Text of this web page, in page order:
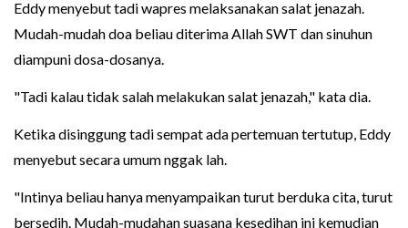
Eddy menyebut tadi wapres melaksanakan salat jenazah.
Mudah-mudah doa beliau diterima Allah SWT dan sinuhun
diampuni dosa-dosanya.
"Tadi kalau tidak salah melakukan salat jenazah," kata dia.
Ketika disinggung tadi sempat ada pertemuan tertutup, Eddy
menyebut secara umum nggak lah.
"Intinya beliau hanya menyampaikan turut berduka cita, turut
bersedih. Mudah-mudahan suasana kesedihan ini kemudian